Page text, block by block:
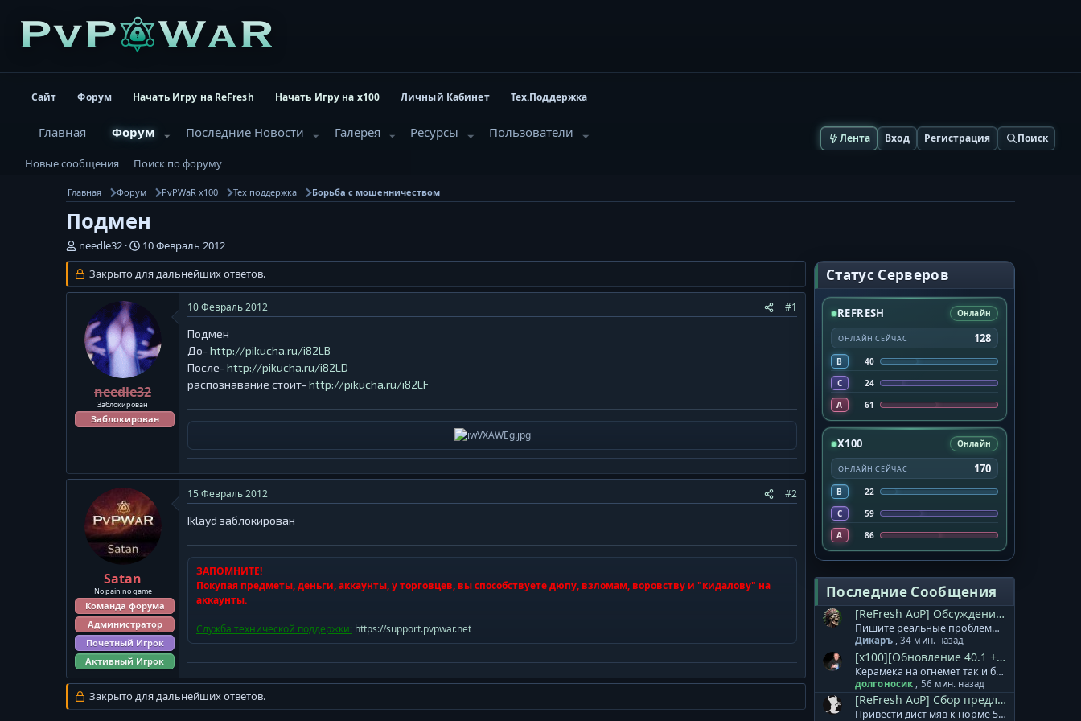
Сайт Форум Начать Игру на ReFresh Начать Игру на x100 Личный Кабинет Тех.Поддержка
Главная Форум Последние Новости Галерея Ресурсы Пользователи Лента Вход Регистрация Поиск
Новые сообщения Поиск по форуму
Главная Форум PvPWaR x100 Тех поддержка Борьба с мошенничеством
Подмен
А
в
т
о
м
needle32
Д
а
т
а
а
ч
а
л
а
10 Февраль 2012
Закрыто для дальнейших ответов.
needle32
Заблокирован
Заблокирован
10 Февраль 2012
#1
Подмен
До-http://pikucha.ru/i82LB
После-http://pikucha.ru/i82LD
распознавание стоит-http://pikucha.ru/i82LF
Satan
No pain no game
Команда форума
Администратор
Почетный Игрок
Активный Игрок
15 Февраль 2012
#2
Iklayd заблокирован
ЗАПОМНИТЕ!
Покупая предметы, деньги, аккаунты, у торговцев, вы способствуете дюпу, взломам, воровству и "кидалову" на
аккаунты.
Служба технической поддержки: https://support.pvpwar.net
Закрыто для дальнейших ответов.
Статус Серверов
REFRESH Онлайн
ОНЛАЙН СЕЙЧАС 128
B
40
C
24
A
61
X100 Онлайн
ОНЛАЙН СЕЙЧАС 170
B
22
C
59
A
86
Последние Сообщения
[ReFresh AoP] Обсуждение обновления.
Пишите реальные проблемы сюда, а не отсутствие вашего онлайна.....
Дикаръ ,34 мин. назад
[x100][Обновление 40.1 + 40.2] Сбор ошибок и проблем.
Керамека на огнемет так и бьет масой
долгоносик , 56 мин. назад
[ReFresh AoP] Сбор предложений.
Привести дист мяв к норме 5-го апа, гафу вернуть 5 сеток и откат, в остальном по большому всё норм.